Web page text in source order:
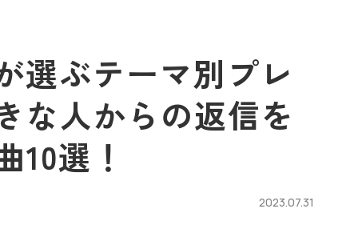
選ぶテーマ別プレ
な人からの返信を
10選！
2023.07.31